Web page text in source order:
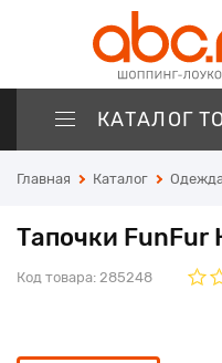
КАТАЛОГ
Главная Каталог
Тапочки FunFur
Код товара: 285248